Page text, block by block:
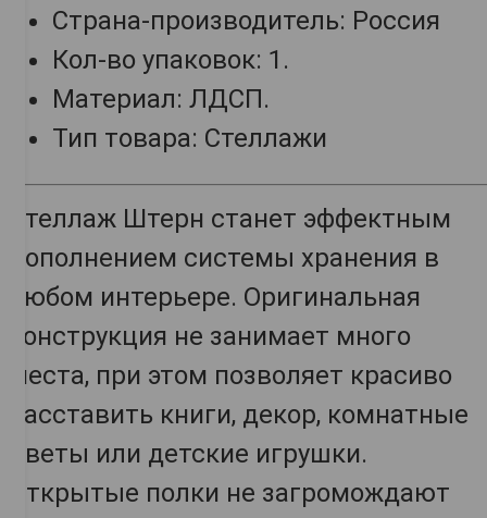
Страна-производитель: Россия
Кол-во упаковок: 1.
Материал: ЛДСП.
Тип товара: Стеллажи
Стеллаж Штерн станет эффектным
дополнением системы хранения в
любом интерьере. Оригинальная
конструкция не занимает много
места, при этом позволяет красиво
расставить книги, декор, комнатные
цветы или детские игрушки.
Открытые полки не загромождают